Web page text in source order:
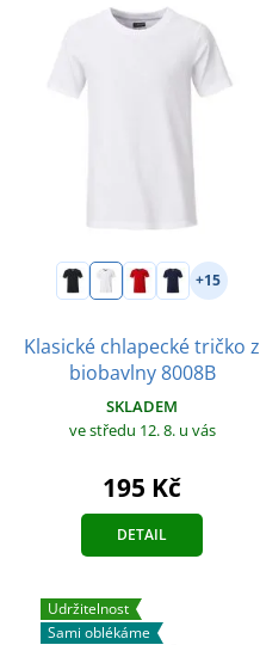
+15
Klasické chlapecké tričko z
biobavlny 8008B
SKLADEM
ve středu 12. 8. u vás
195 Kč
DETAIL
Udržitelnost
Sami oblékáme